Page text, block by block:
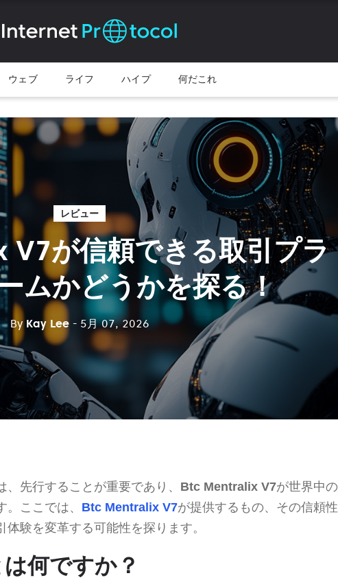
ウェブ ライフ ハイプ 何だこれ
レビュー
が信頼できる取引プラ
ムかどうかを探る！
By Kay Lee - 5月 07, 2026
先行することが重要であり、 Btc Mentralix V7が世界中の
ここでは、 Btc Mentralix V7が提供するもの、その信頼性
験を変革する可能性を探ります。
何ですか？